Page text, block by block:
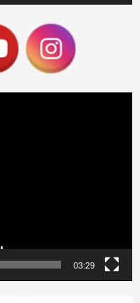
03:29